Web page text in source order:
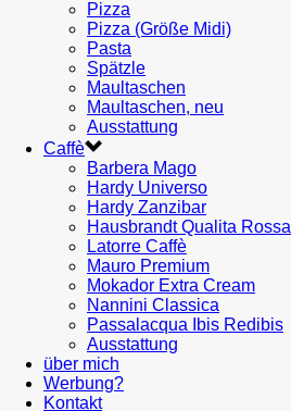
Pizza
Pizza (Größe Midi)
Pasta
Spätzle
Maultaschen
Maultaschen, neu
Ausstattung
Caffè
Barbera Mago
Hardy Universo
Hardy Zanzibar
Hausbrandt Qualita Rossa
Latorre Caffè
Mauro Premium
Mokador Extra Cream
Nannini Classica
Passalacqua Ibis Redibis
Ausstattung
über mich
Werbung?
Kontakt